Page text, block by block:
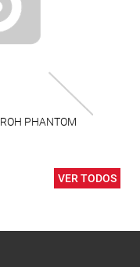
PHANTOM
VER TODOS